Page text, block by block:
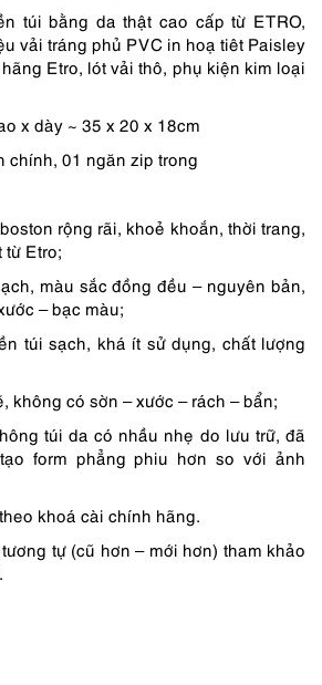
₫.
túi bằng da thật cao cấp từ ETRO,
vải tráng phủ PVC in hoạ tiêt Paisley
Etro, lót vải thô, phụ kiện kim loại
x dày ~ 35 x 20 x 18cm
chính, 01 ngăn zip trong
rộng rãi, khoẻ khoắn, thời trang,
từ Etro;
màu sắc đồng đều – nguyên bản,
– bạc màu;
túi sạch, khá ít sử dụng, chất lượng
không có sờn – xước – rách – bẩn;
túi da có nhầu nhẹ do lưu trữ, đã
form phẳng phiu hơn so với ảnh
khoá cài chính hãng.
tự (cũ hơn – mới hơn) tham khảo